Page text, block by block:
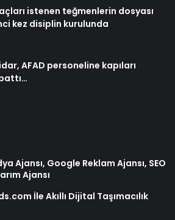
AFAD personeline kapıları
Ajansı, Google Reklam Ajansı, SEO
İle Akıllı Dijital Taşımacılık
Çağında Türk Dış Politikası ve
Güncel, Doğru ve Teknik Haberler